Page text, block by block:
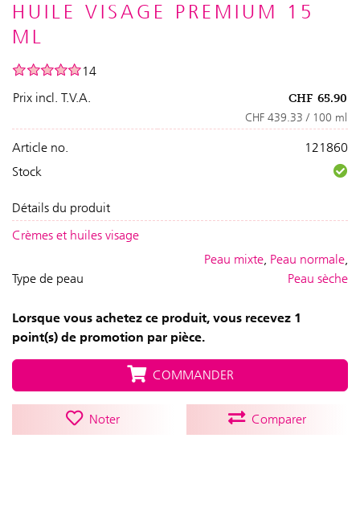
HUILE VISAGE PREMIUM 15
ML
14
Prix incl. T.V.A.
CHF 65.90
CHF 439.33 / 100 ml
Article no.
121860
Stock
Détails du produit
Crèmes et huiles visage
Type de peau
Peau mixte, Peau normale,
Peau sèche
Lorsque vous achetez ce produit, vous recevez 1
point(s) de promotion par pièce.
COMMANDER
Noter Comparer